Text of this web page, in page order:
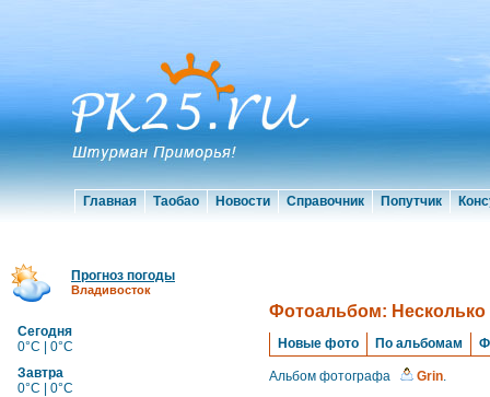
Главная Таобао Новости Справочник Попутчик
Прогноз погоды
Владивосток
Сегодня
0°C | 0°C
Завтра
0°C | 0°C
Фотоальбом: Несколько
Новые фото По альбомам
Альбом фотографа Grin.